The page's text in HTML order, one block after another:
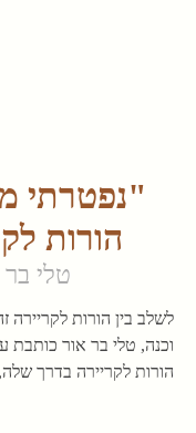
"נפטרתי
הורות
טלי בר
לשלב בין הורות
וכנה, טלי בר אור כותבת
הורות לקריירה בדרך